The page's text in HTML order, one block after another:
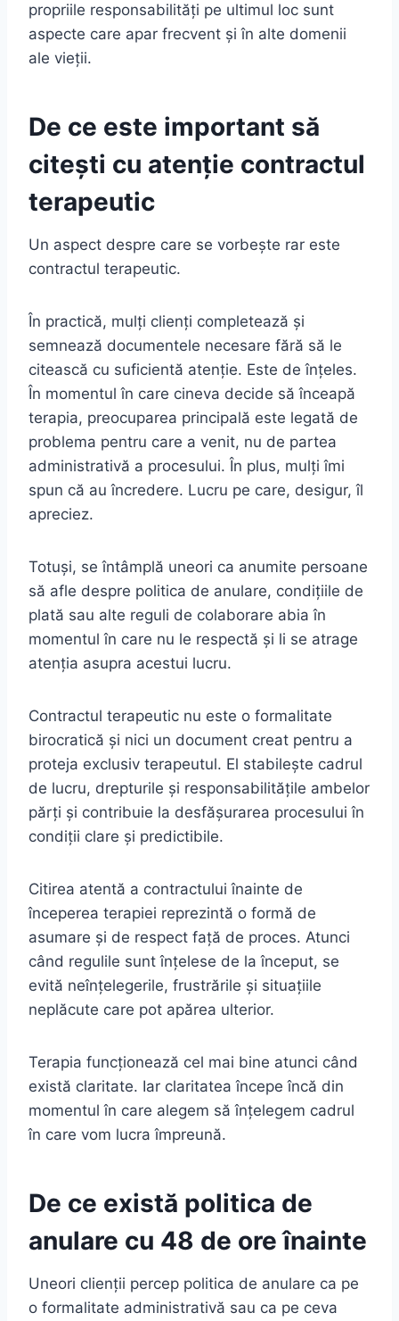
propriile responsabilități pe ultimul loc sunt
aspecte care apar frecvent și în alte domenii
ale vieții.
De ce este important să
citești cu atenție contractul
terapeutic
Un aspect despre care se vorbește rar este
contractul terapeutic.
În practică, mulți clienți completează și
semnează documentele necesare fără să le
citească cu suficientă atenție. Este de înțeles.
În momentul în care cineva decide să înceapă
terapia, preocuparea principală este legată de
problema pentru care a venit, nu de partea
administrativă a procesului. În plus, mulți îmi
spun că au încredere. Lucru pe care, desigur, îl
apreciez.
Totuși, se întâmplă uneori ca anumite persoane
să afle despre politica de anulare, condițiile de
plată sau alte reguli de colaborare abia în
momentul în care nu le respectă și li se atrage
atenția asupra acestui lucru.
Contractul terapeutic nu este o formalitate
birocratică și nici un document creat pentru a
proteja exclusiv terapeutul. El stabilește cadrul
de lucru, drepturile și responsabilitățile ambelor
părți și contribuie la desfășurarea procesului în
condiții clare și predictibile.
Citirea atentă a contractului înainte de
începerea terapiei reprezintă o formă de
asumare și de respect față de proces. Atunci
când regulile sunt înțelese de la început, se
evită neînțelegerile, frustrările și situațiile
neplăcute care pot apărea ulterior.
Terapia funcționează cel mai bine atunci când
există claritate. Iar claritatea începe încă din
momentul în care alegem să înțelegem cadrul
în care vom lucra împreună.
De ce există politica de
anulare cu 48 de ore înainte
Uneori clienții percep politica de anulare ca pe
o formalitate administrativă sau ca pe ceva